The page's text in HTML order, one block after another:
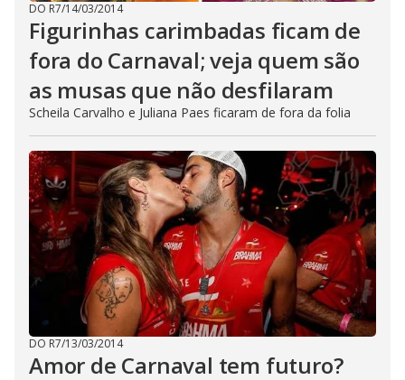
DO R7/14/03/2014
Figurinhas carimbadas ficam de
fora do Carnaval; veja quem são
as musas que não desfilaram
Scheila Carvalho e Juliana Paes ficaram de fora da folia
DO R7/13/03/2014
Amor de Carnaval tem futuro?